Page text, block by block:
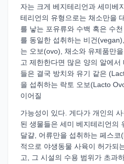
자는 크게 베지테리언과 세미베
테리언의 유형으로는 채소만을
를 낳는 포유류와 수백 혹은 수
를 동일한 섭취하는 비건
는 오보(ovo), 채소와 유제품만
고 제한한다면 많은 양의 알에
들은 결국 방치와 유기 같은
을 섭취하는 락토 오보(Lacto
이어질
가능성이 있다. 게다가 개인의
된 생물들은 세미 베지테리언의
달걀, 어류만을 섭취하는 페스
적으로 야생동물 사육이 허가되
고, 그 시설의 수용 범위가 초과